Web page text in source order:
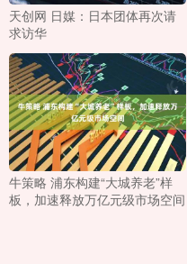
天创网 日媒：日本团体再次请
求访华
牛策略 浦东构建“大城养老”样
板，加速释放万亿元级市场空间